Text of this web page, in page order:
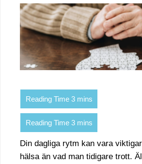
Din dagliga rytm kan vara
hälsa än vad man tidigare trott.